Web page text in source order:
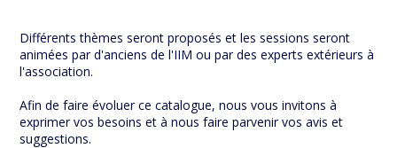
Différents thèmes seront proposés et les sessions seront
animées par d'anciens de l'IIM ou par des experts extérieurs à
l'association.
Afin de faire évoluer ce catalogue, nous vous invitons à
exprimer vos besoins et à nous faire parvenir vos avis et
suggestions.